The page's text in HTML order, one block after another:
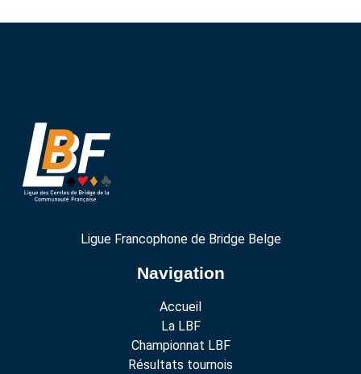
Ligue Francophone de Bridge Belge
Navigation
Accueil
La LBF
Championnat LBF
Résultats tournois